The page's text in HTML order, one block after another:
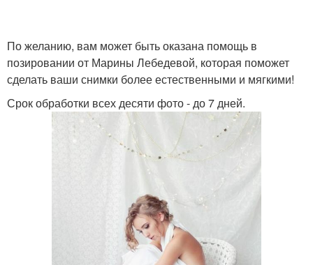
По желанию, вам может быть оказана помощь в
позировании от Марины Лебедевой, которая поможет
сделать ваши снимки более естественными и мягкими!
Срок обработки всех десяти фото - до 7 дней.